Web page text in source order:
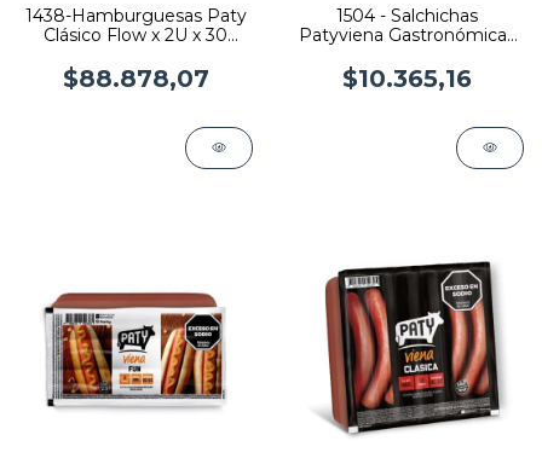
1438-Hamburguesas Paty
Clásico Flow x 2U x 30
$88.878,07
1504 - Salchichas
Patyviena Gastronómicas
$10.365,16